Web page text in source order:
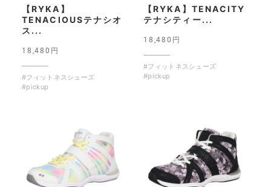
【RYKA】
TENACIOUSテナシオ
ス...
18,480円
#フィットネスシューズ
#pickup
【RYKA】TENACITY
テナシティー...
18,480円
#フィットネスシューズ
#pickup